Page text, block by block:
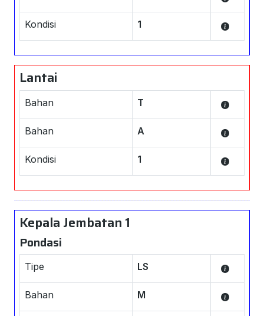
Kondisi 1
Lantai
Bahan T
Bahan A
Kondisi 1
Kepala Jembatan 1
Pondasi
Tipe LS
Bahan M